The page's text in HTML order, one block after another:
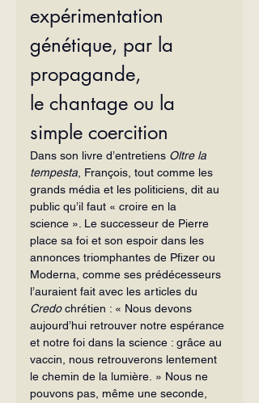
expérimentation
génétique, par la
propagande,
le chantage ou la
simple coercition
Dans son livre d’entretiens Oltre la
tempesta , François, tout comme les
grands média et les politiciens, dit au
public qu’il faut « croire en la
science ». Le successeur de Pierre
place sa foi et son espoir dans les
annonces triomphantes de Pfizer ou
Moderna, comme ses prédécesseurs
l’auraient fait avec les articles du
Credo chrétien : « Nous devons
aujourd’hui retrouver notre espérance
et notre foi dans la science : grâce au
vaccin, nous retrouverons lentement
le chemin de la lumière. » Nous ne
pouvons pas, même une seconde,